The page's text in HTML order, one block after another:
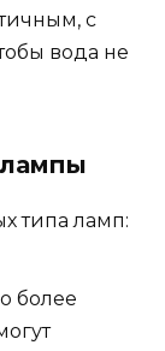
с
вода не
типа ламп:
более